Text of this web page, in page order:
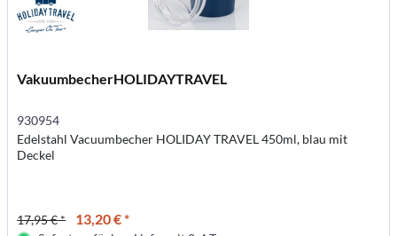
VakuumbecherHOLIDAYTRAVEL
930954
Edelstahl Vacuumbecher HOLIDAY TRAVEL 450ml, blau mit
Deckel
17,95 € * 13,20 € *